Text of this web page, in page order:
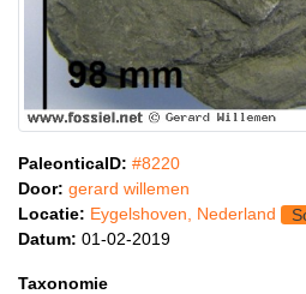
PaleonticaID: #8220
Door: gerard willemen
Locatie: Eygelshoven, Nederland
Datum: 01-02-2019
Taxonomie